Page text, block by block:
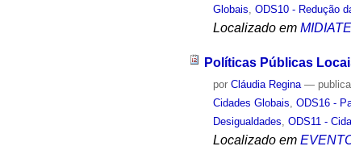
Globais ,ODS10 - Redução
Localizado em
Políticas Públicas
porCláudia Regina —
Cidades Globais ,ODS16 -
Desigualdades ,ODS11 -
Localizado em